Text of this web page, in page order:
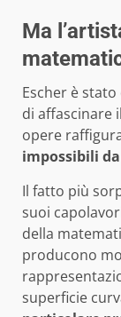
Ma
Escher è
di affascinare
opere
impossibili
Il fatto più
suoi
della
producono
superficie